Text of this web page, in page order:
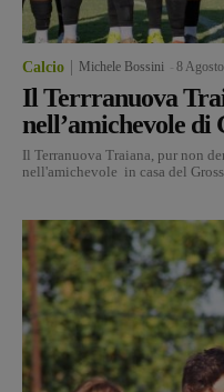
Calcio Michele Bossini 8
Il Terrranuova
nell’amichevole di
Il Terranuova Traiana, pur non
nell'amichevole in casa del